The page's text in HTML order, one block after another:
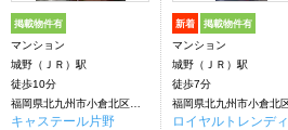
掲載物件有
マンション
城野（ＪＲ）駅
徒歩10分
キャステール片野
新着 掲載物件有
マンション
城野（ＪＲ）駅
徒歩7分
ロイヤルトレンディ